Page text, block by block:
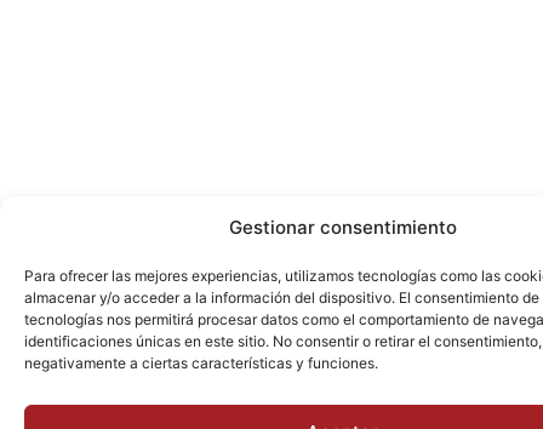
Gestionar consentimiento
Para ofrecer las mejores experiencias, utilizamos tecnologías como las
almacenar y/o acceder a la información del dispositivo. El consentimiento de
tecnologías nos permitirá procesar datos como el comportamiento de
identificaciones únicas en este sitio. No consentir o retirar el
negativamente a ciertas características y funciones.